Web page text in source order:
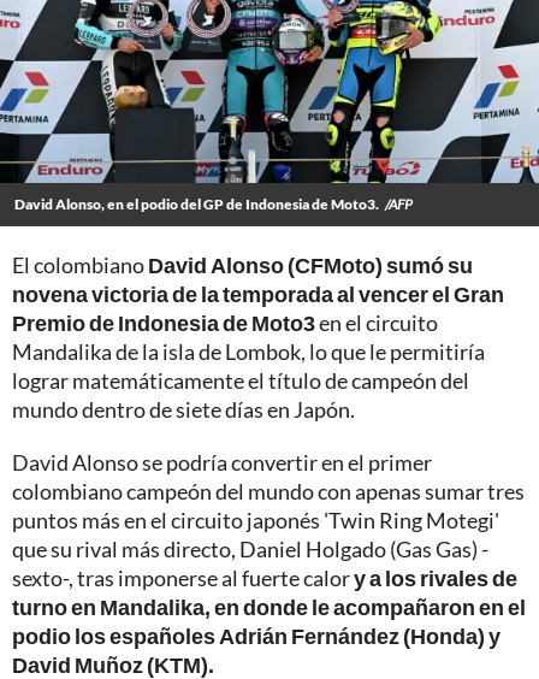
David Alonso, en el podio del GP de Indonesia de Moto3. /AFP
El colombianoDavid Alonso (CFMoto) sumó su
novena victoria de la temporada al vencer el Gran
Premio de Indonesia de Moto3en el circuito
Mandalika de la isla de Lombok, lo que le permitiría
lograr matemáticamente el título de campeón del
mundo dentro de siete días en Japón.
David Alonso se podría convertir en el primer
colombiano campeón del mundo con apenas sumar tres
puntos más en el circuito japonés 'Twin Ring Motegi'
que su rival más directo, Daniel Holgado (Gas Gas) -
sexto-, tras imponerse al fuerte calory a los rivales de
turno en Mandalika, en donde le acompañaron en el
podio los españoles Adrián Fernández (Honda) y
David Muñoz (KTM).